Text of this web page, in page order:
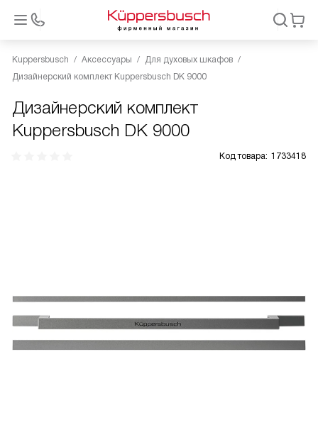
Kuppersbusch Аксессуары
Для духовых шкафов
Дизайнерский комплект Kuppersbusch DK 9000
Дизайнерский комплект
Kuppersbusch DK 9000
Код товара: 1733418